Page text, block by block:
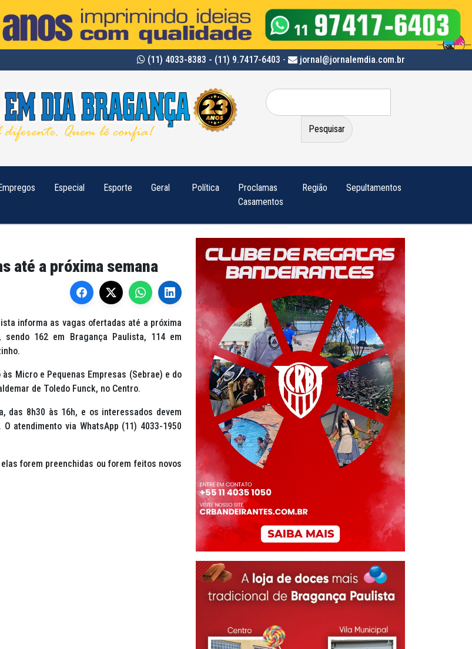
(11) 4033-8383 - (11) 9.7417-6403 - jornal@jornalemdia.com.br
Pesquisar
por:
Empregos Especial Esporte Geral Política
Proclamas
Casamentos
Região Sepultamentos
até a próxima semana
informa as vagas ofertadas até a próxima
162 em Bragança Paulista, 114 em
Micro e Pequenas Empresas (Sebrae) e do
de Toledo Funck, no Centro.
das 8h30 às 16h, e os interessados devem
atendimento via WhatsApp (11) 4033-1950
forem preenchidas ou forem feitos novos